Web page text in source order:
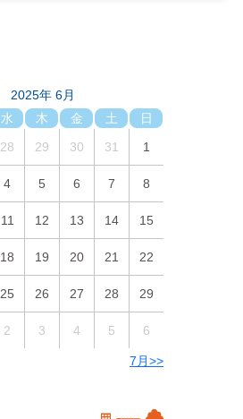
2025年 6月
水 木 金 土
日
28 29 30 31 1
4 5 6 7 8
11 12 13 14 15
18 19 20 21 22
25 26 27 28 29
2 3 4 5 6
7月>>